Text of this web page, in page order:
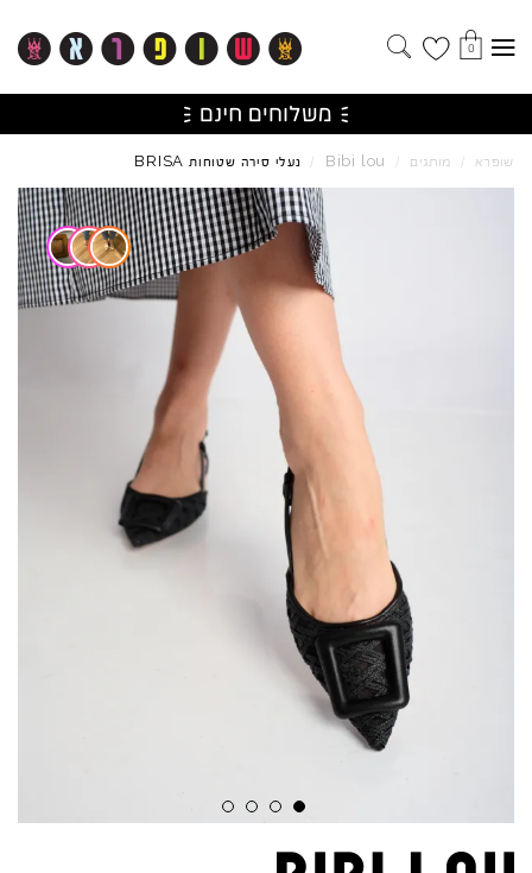
0
שופרא / מותגים /
Bibi lou
/ נעלי סירה שטוחות BRISA
Skip to product reviews